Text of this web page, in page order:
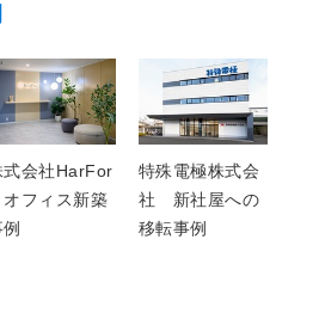
式会社HarFor
フィス新築
特殊電極株式会
社 新社屋への
移転事例